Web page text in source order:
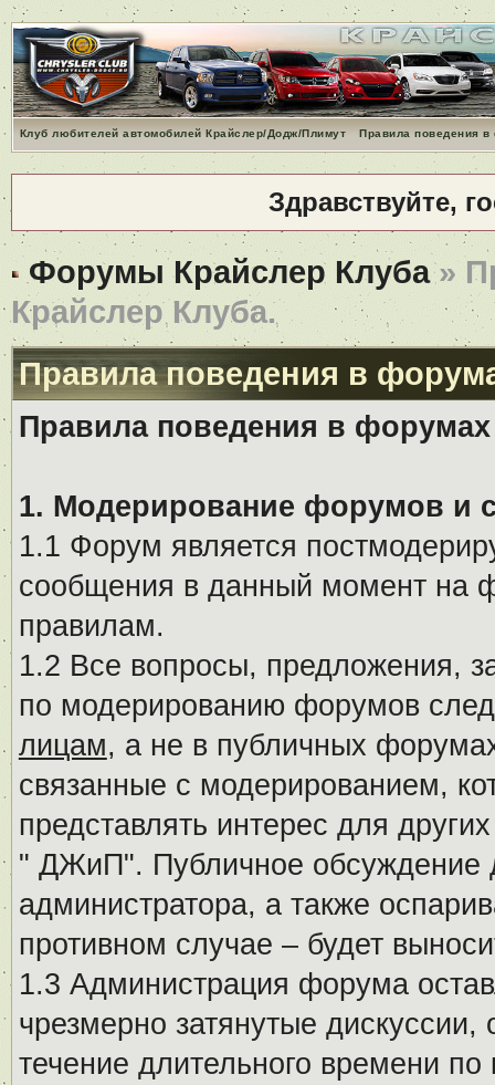
Клуб любителей автомобилей Крайслер/Додж/Плимут Правила поведения
Здравствуйте,
Форумы Крайслер Клуба»
Крайслер Клуба.
Правила поведения в
Правила поведения в
1. Модерирование форумов и
1.1 Форум является
сообщения в данный момент на
правилам.
1.2 Все вопросы, предложения,
по модерированию форумов
лицам, а не в публичных
связанные с модерированием,
представлять интерес для
" ДЖиП". Публичное обсуждение
администратора, а также
противном случае – будет
1.3 Администрация форума
чрезмерно затянутые
течение длительного времени